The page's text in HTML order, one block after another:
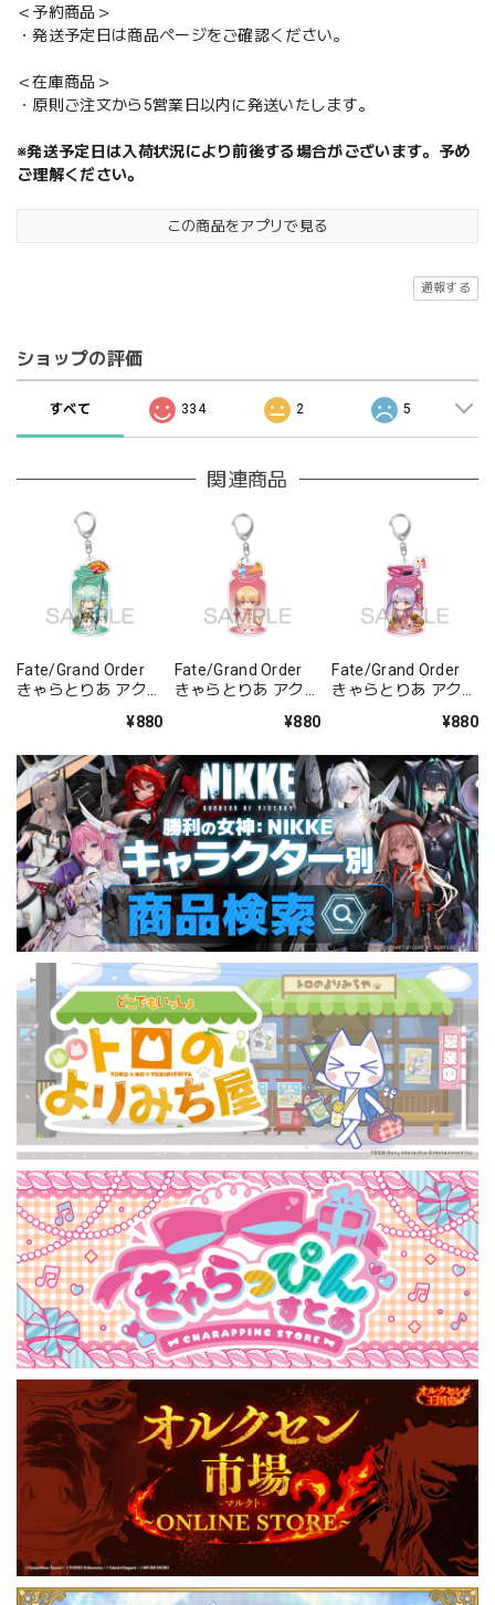
＜予約商品＞
・発送予定日は商品ページをご確認ください。
＜在庫商品＞
・原則ご注文から5営業日以内に発送いたします。
※発送予定日は入荷状況により前後する場合がございます。予め
ご理解ください。
この商品をアプリで見る
通報する
ショップの評価
すべて 334 2 5
関連商品
Fate/Grand Order
きゃらとりあ アクリ
¥880
Fate/Grand Order
きゃらとりあ アクリ
¥880
Fate/Grand Order
きゃらとりあ アクリ
バー/パッションリ
¥880